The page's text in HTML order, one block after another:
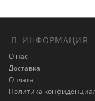
ИНФОРМАЦИЯ
О нас
Доставка
Оплата
Политика